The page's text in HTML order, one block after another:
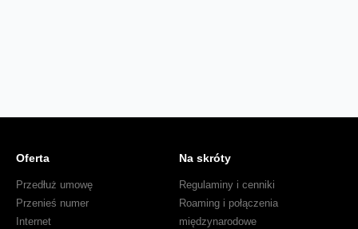
Oferta
Przedłuż umowę
Przenieś numer
Internet
Na skróty
Regulaminy i cenniki
Roaming i połączenia
międzynarodowe